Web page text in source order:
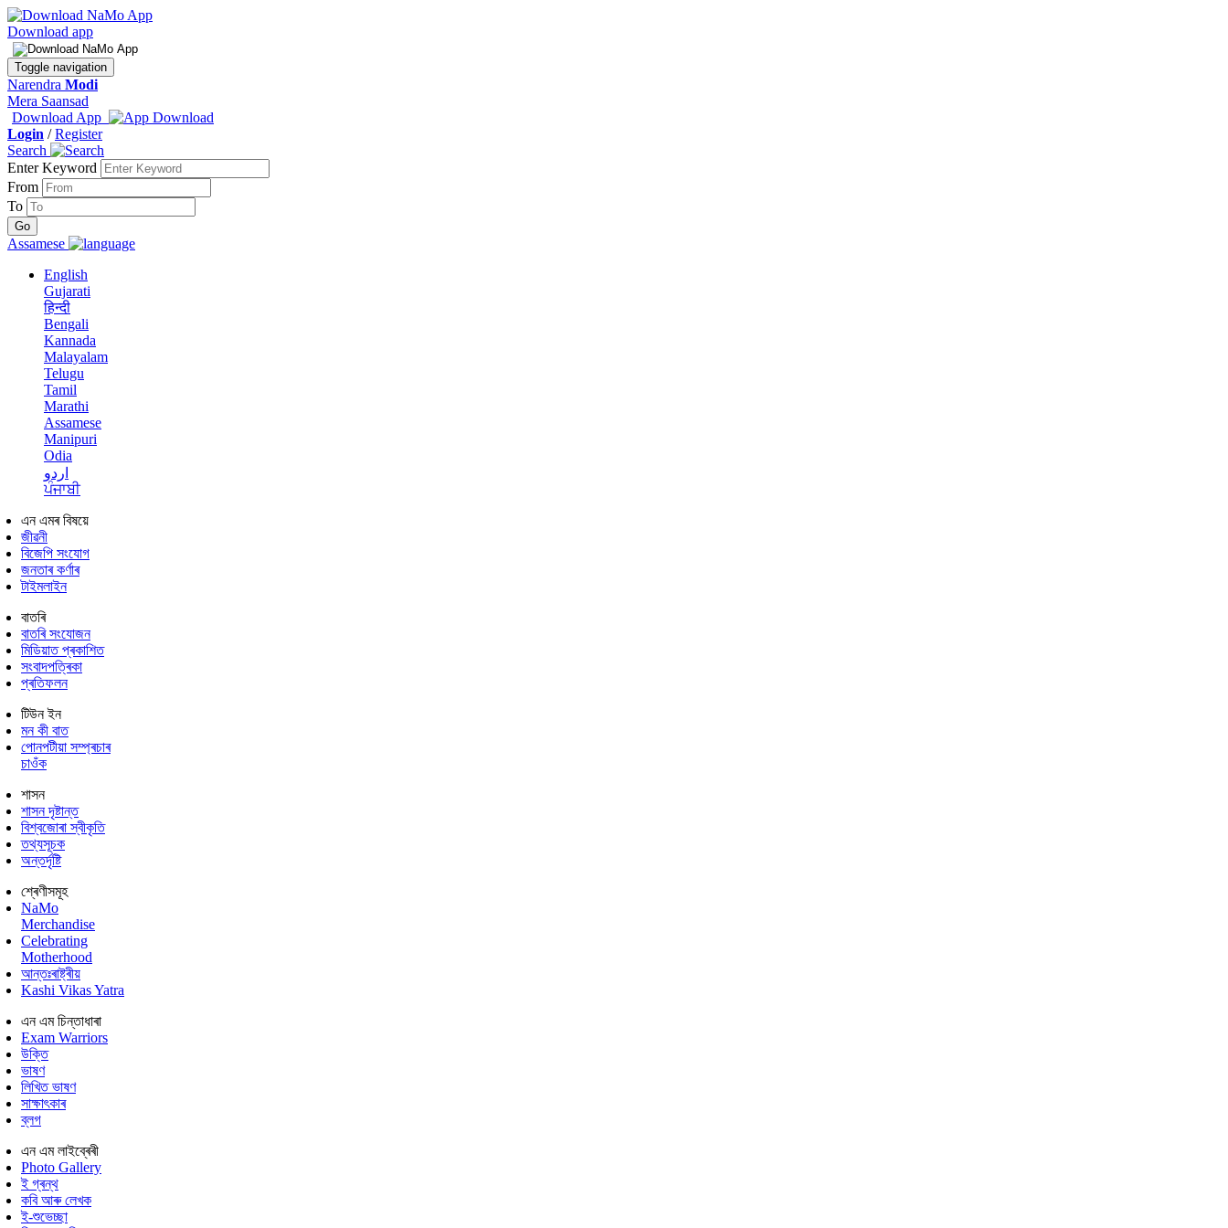
Download app
Toggle navigation
Narendra Modi
Mera Saansad
Download App
Login /Register
Search
Enter Keyword
From
To
Assamese
English
Gujarati
हिन्दी
Bengali
Kannada
Malayalam
Telugu
Tamil
Marathi
Assamese
Manipuri
Odia
اردو
ਪੰਜਾਬੀ
এন এমৰ বিষয়ে
জীৱনী
বিজেপি সংযোগ
জনতাৰ কৰ্ণাৰ
টাইমলাইন
বাতৰি
বাতৰি সংযোজন
মিডিয়াত প্ৰকাশিত
সংবাদপত্ৰিকা
প্ৰতিফলন
টিউন ইন
মন কী বাত
পোনপটীয়া সম্প্ৰচাৰ
চাওঁক
শাসন
শাসন দৃষ্টান্ত
বিশ্বজোৰা স্বীকৃতি
তথ্যসূচক
অন্তৰ্দৃষ্টি
শ্ৰেণীসমূহ
NaMo
Merchandise
Celebrating
Motherhood
আন্তঃৰাষ্ট্ৰীয়
Kashi Vikas Yatra
এন এম চিন্তাধাৰা
Exam Warriors
উক্তি
ভাষণ
লিখিত ভাষণ
সাক্ষাৎকাৰ
ব্লগ
এন এম লাইব্ৰেৰী
Photo Gallery
ই গ্ৰন্থ
কবি আৰু লেখক
ই-শুভেচ্ছা